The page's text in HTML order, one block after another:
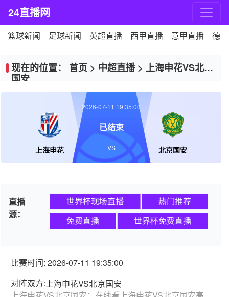
24直播网
篮球新闻 足球新闻 英超直播 西甲直播 意甲直播 德
现在的位置： 首页 > 中超直播> 上海申花VS北京
国安
上海申花 北京国安
2026-07-11 19:35:00
已结束
VS
直播
源：
世界杯现场直播
热门推荐
免费直播
世界杯免费直播
比赛时间: 2026-07-11 19:35:00
对阵双方: 上海申花VS北京国安